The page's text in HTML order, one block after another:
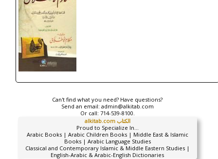
Can't find what you need? Have questions?
Send an email: admin@alkitab.com
Or call: 714-539-8100.
alkitab.com الكتاب
Proud to Specialize In...
Arabic Books | Arabic Children Books | Middle East & Islamic
Books | Arabic Language Studies
Classical and Contemporary Islamic & Middle Eastern Studies |
English-Arabic & Arabic-English Dictionaries